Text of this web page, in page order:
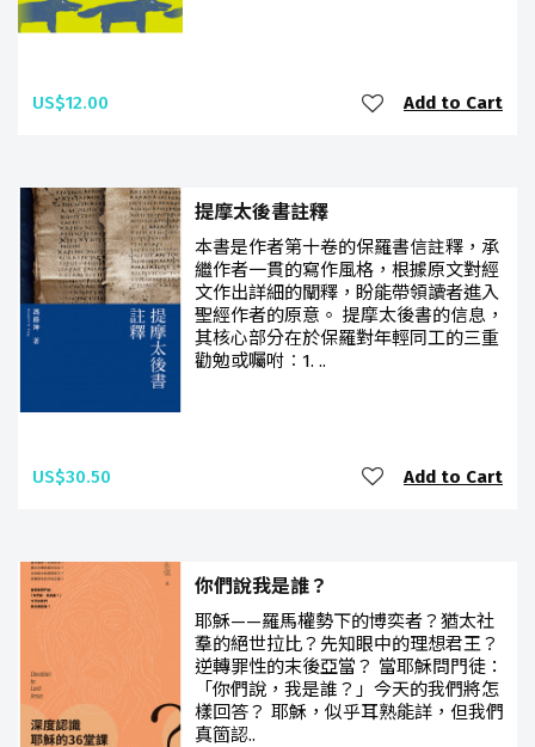
US$12.00 Add to Cart
提摩太後書註釋
本書是作者第十卷的保羅書信註釋，承
繼作者一貫的寫作風格，根據原文對經
文作出詳細的闡釋，盼能帶領讀者進入
聖經作者的原意。 提摩太後書的信息，
其核心部分在於保羅對年輕同工的三重
勸勉或囑咐︰1. ..
US$30.50 Add to Cart
你們說我是誰？
耶穌——羅馬權勢下的博奕者？猶太社
羣的絕世拉比？先知眼中的理想君王？
逆轉罪性的末後亞當？ 當耶穌問門徒：
「你們說，我是誰？」今天的我們將怎
樣回答？ 耶穌，似乎耳熟能詳，但我們
真箇認..